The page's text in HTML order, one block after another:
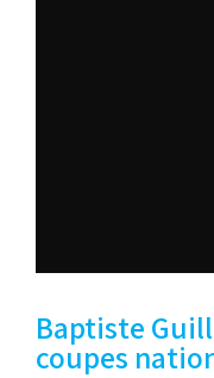
Baptiste
coupes